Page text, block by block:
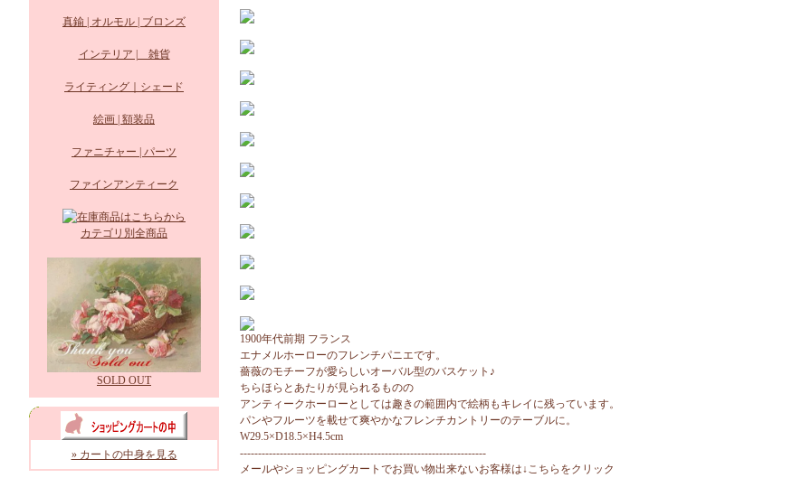
真鍮 | オルモル | ブロンズ
インテリア | 雑貨
ライティング｜シェード
絵画 | 額装品
ファニチャー | パーツ
ファインアンティーク
カテゴリ別全商品
SOLD OUT
» カートの中身を見る
1900年代前期 フランス
エナメルホーローのフレンチパニエです。
薔薇のモチーフが愛らしいオーバル型のバスケット♪
ちらほらとあたりが見られるものの
アンティークホーローとしては趣きの範囲内で絵柄もキレイに残っています。
パンやフルーツを載せて爽やかなフレンチカントリーのテーブルに。
W29.5×D18.5×H4.5cm
--------------------------------------------------------------------
メールやショッピングカートでお買い物出来ないお客様は↓こちらをクリック